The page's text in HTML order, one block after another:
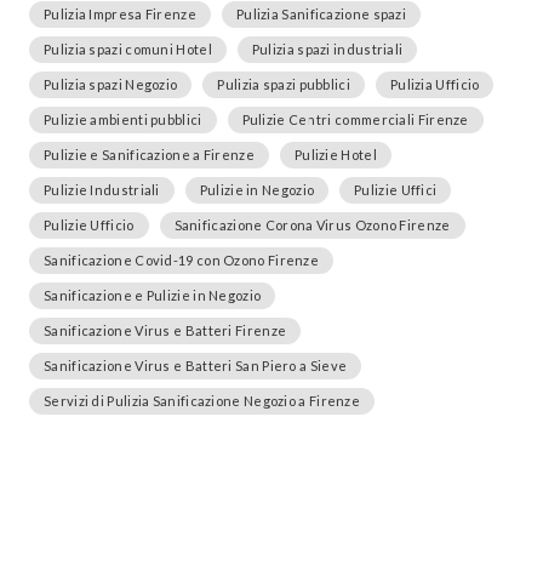
Pulizia Impresa Firenze Pulizia Sanificazione spazi
Pulizia spazi comuni Hotel Pulizia spazi industriali
Pulizia spazi Negozio Pulizia spazi pubblici Pulizia Ufficio
Pulizie ambienti pubblici Pulizie Centri commerciali Firenze
Pulizie e Sanificazione a Firenze Pulizie Hotel
Pulizie Industriali Pulizie in Negozio Pulizie Uffici
Pulizie Ufficio Sanificazione Corona Virus Ozono Firenze
Sanificazione Covid-19 con Ozono Firenze
Sanificazione e Pulizie in Negozio
Sanificazione Virus e Batteri Firenze
Sanificazione Virus e Batteri San Piero a Sieve
Servizi di Pulizia Sanificazione Negozio a Firenze